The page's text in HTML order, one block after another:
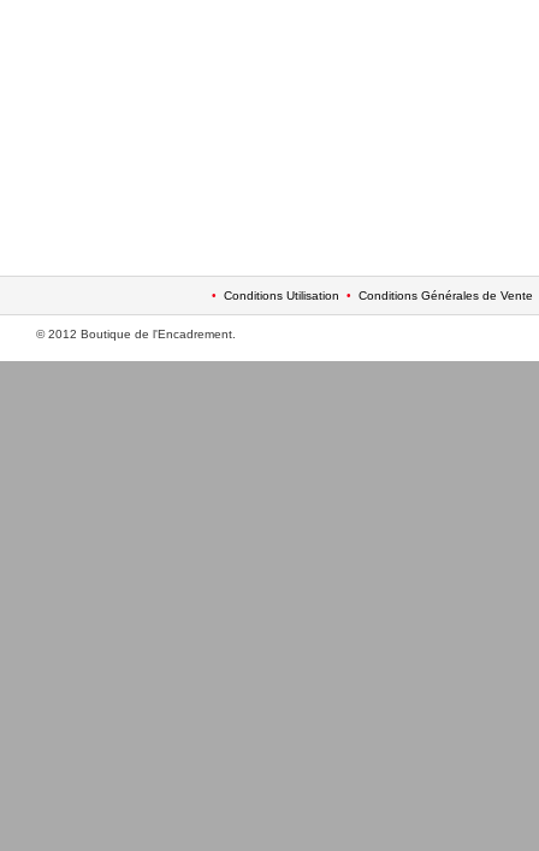
• Conditions Utilisation • Conditions Générales de Vente
© 2012 Boutique de l'Encadrement.